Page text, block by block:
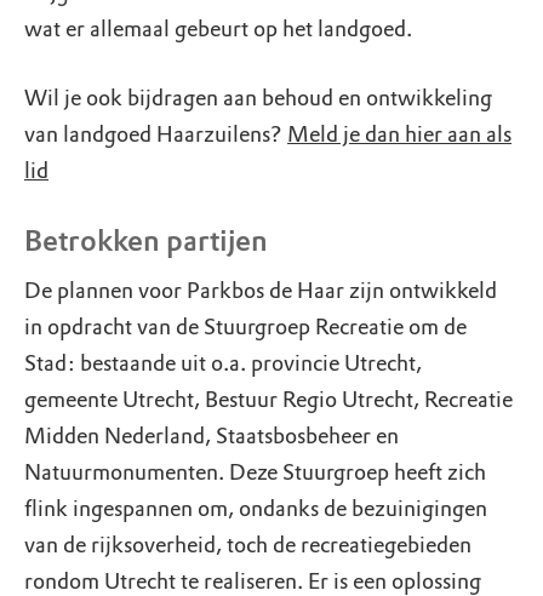
wat er allemaal gebeurt op het landgoed.
Wil je ook bijdragen aan behoud en ontwikkeling
van landgoed Haarzuilens? Meld je dan hier aan als
lid
Betrokken partijen
De plannen voor Parkbos de Haar zijn ontwikkeld
in opdracht van de Stuurgroep Recreatie om de
Stad: bestaande uit o.a. provincie Utrecht,
gemeente Utrecht, Bestuur Regio Utrecht, Recreatie
Midden Nederland, Staatsbosbeheer en
Natuurmonumenten. Deze Stuurgroep heeft zich
flink ingespannen om, ondanks de bezuinigingen
van de rijksoverheid, toch de recreatiegebieden
rondom Utrecht te realiseren. Er is een oplossing